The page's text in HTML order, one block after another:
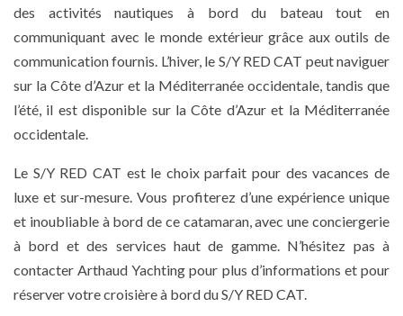
des activités nautiques à bord du bateau tout en
communiquant avec le monde extérieur grâce aux outils de
communication fournis. L’hiver, le S/Y RED CAT peut naviguer
sur la Côte d’Azur et la Méditerranée occidentale, tandis que
l’été, il est disponible sur la Côte d’Azur et la Méditerranée
occidentale.
Le S/Y RED CAT est le choix parfait pour des vacances de
luxe et sur-mesure. Vous profiterez d’une expérience unique
et inoubliable à bord de ce catamaran, avec une conciergerie
à bord et des services haut de gamme. N’hésitez pas à
contacter Arthaud Yachting pour plus d’informations et pour
réserver votre croisière à bord du S/Y RED CAT.